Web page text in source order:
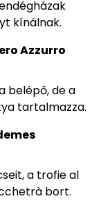
kínálnak.
Azzurro
belépő, de a
tartalmazza.
a trofie al
bort.